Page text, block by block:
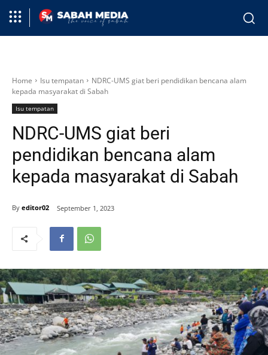
Home Isu tempatan
NDRC-UMS giat beri pendidikan bencana alam
kepada masyarakat di Sabah
Isu tempatan
NDRC-UMS giat beri
pendidikan bencana alam
kepada masyarakat di Sabah
By editor02 September 1, 2023